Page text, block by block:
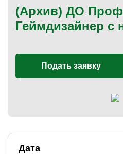
(Архив) ДО
Геймдизайнер с
Подать заявку
Дата